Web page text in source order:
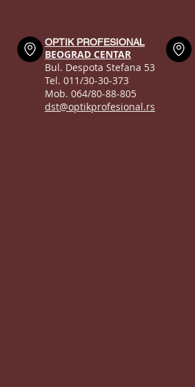
OPTIK PROFESIONAL
BEOGRAD CENTAR
Bul. Despota Stefana 53
Tel. 011/30-30-373
Mob. 064/80-88-805
dst@optikprofesional.rs